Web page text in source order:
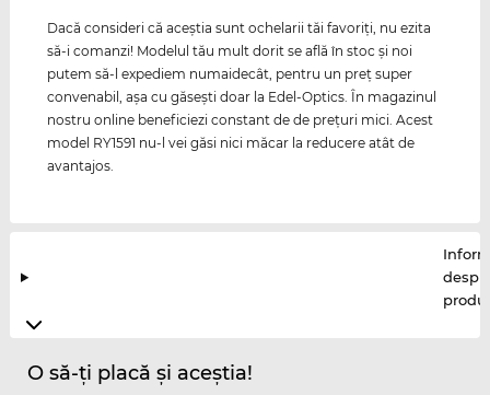
Dacă consideri că aceştia sunt ochelarii tăi favoriţi, nu ezita
să-i comanzi! Modelul tău mult dorit se află în stoc şi noi
putem să-l expediem numaidecât, pentru un preţ super
convenabil, aşa cu găseşti doar la Edel-Optics. În magazinul
nostru online beneficiezi constant de de preţuri mici. Acest
model RY1591 nu-l vei găsi nici măcar la reducere atât de
avantajos.
O să-ți placă și aceștia!